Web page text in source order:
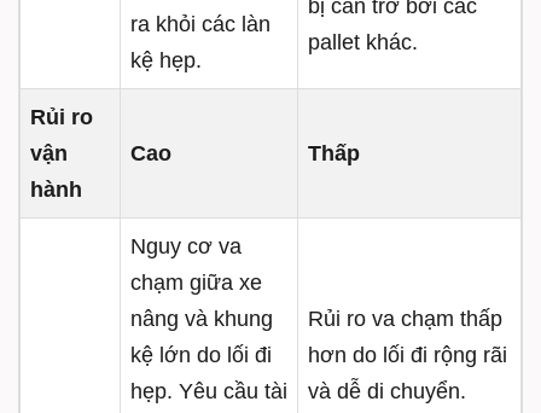
ra khỏi các làn
kệ hẹp.
bị cản trở bởi các
pallet khác.
Rủi ro
vận
hành
Cao Thấp
Nguy cơ va
chạm giữa xe
nâng và khung
kệ lớn do lối đi
hẹp. Yêu cầu tài
Rủi ro va chạm thấp
hơn do lối đi rộng rãi
và dễ di chuyển.